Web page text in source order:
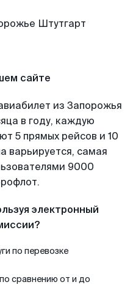
сайте
из Запорожья
в году, каждую
5 прямых рейсов и 10
варьируется, самая
9000
электронный
по перевозке
сравнению от и до